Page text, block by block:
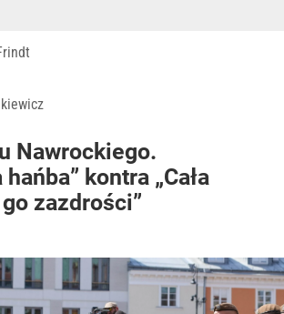
Nawrockiego.
kontra „Cała
zazdrości”